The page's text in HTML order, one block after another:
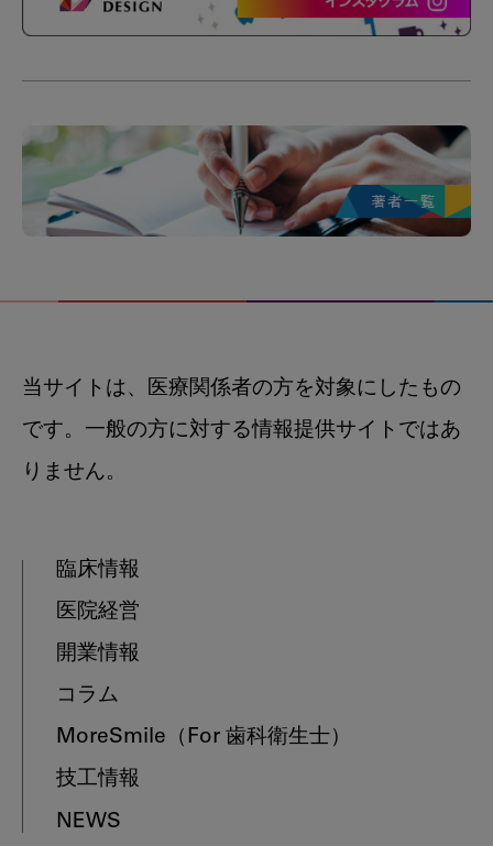
当サイトは、医療関係者の方を対象にしたもの
です。一般の方に対する情報提供サイトではあ
りません。
臨床情報
医院経営
開業情報
コラム
MoreSmile （For 歯科衛生士）
技工情報
NEWS